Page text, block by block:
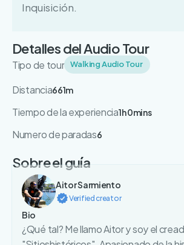
Inquisición.
Detalles del Audio Tour
Tipo de tour Walking Audio Tour
Distancia661m
Tiempo de la experiencia1h 0mins
Numero de paradas6
Sobre el guía
Aitor Sarmiento
Verified creator
Bio
¿Qué tal? Me llamo Aitor y soy el